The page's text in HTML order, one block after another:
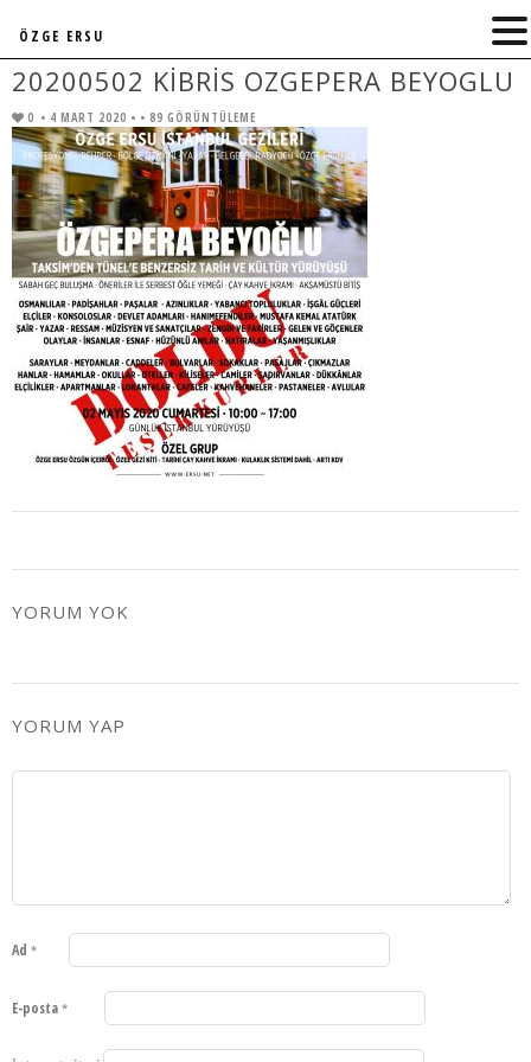
20200502 KIBRIS OZGEPERA BEYOGLU
0 • 4 MART 2020 • • 89 GÖRÜNTÜLEME
YORUM YOK
YORUM YAP
Ad *
E-posta *
ÖZGE ERSU